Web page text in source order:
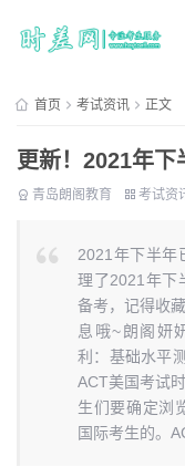
首页 考试资讯 正文
更新！2021年下
青岛朗阁教育 考试资
2021年下半年
理了2021年下
备考，记得收
息哦~朗阁妍
利：基础水平
ACT美国考试
生们要确定浏
国际考生的。